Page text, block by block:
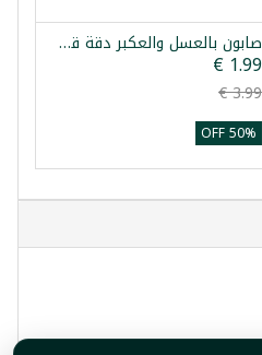
صابون بالعسل والعكبر دقة قديمة 80غ
50% OFF